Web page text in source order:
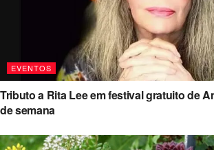
EVENTOS
Tributo a Rita Lee em festival gratuito de
de semana